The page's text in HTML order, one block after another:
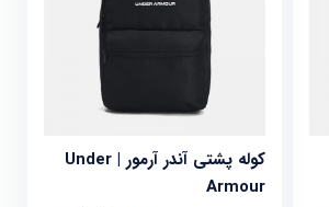
کوله پشتی آندر آرمور | Under
Armour